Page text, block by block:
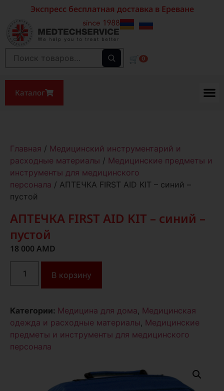
Экспресс бесплатная доставка в Ереване
🛒 0
Каталог
Главная / Медицинский инструментарий и
расходные материалы / Медицинские предметы и
инструменты для медицинского
персонала / АПТЕЧКА FIRST AID KIT – синий –
пустой
АПТЕЧКА FIRST AID KIT – синий –
пустой
18 000 AMD
В корзину
Категории: Медицина для дома, Медицинская
одежда и расходные материалы, Медицинские
предметы и инструменты для медицинского
персонала